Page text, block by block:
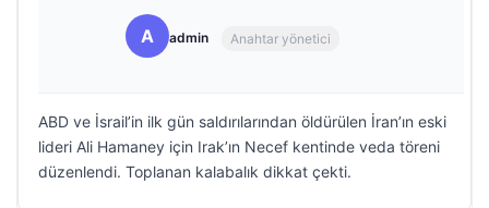
A admin Anahtar yönetici
ABD ve İsrail’in ilk gün saldırılarından öldürülen İran’ın eski
lideri Ali Hamaney için Irak’ın Necef kentinde veda töreni
düzenlendi. Toplanan kalabalık dikkat çekti.